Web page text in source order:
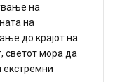
на
на
до крајот на
светот мора да
екстремни